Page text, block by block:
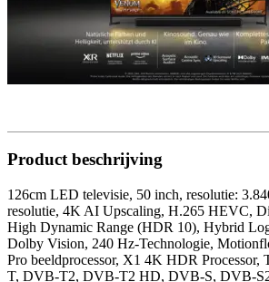
Product beschrijving
126cm LED televisie, 50 inch, resolutie:
resolutie, 4K AI Upscaling, H.265 HEVC,
High Dynamic Range (HDR 10), Hybrid
Dolby Vision, 240 Hz-Technologie,
Pro beeldprocessor, X1 4K HDR
T, DVB-T2, DVB-T2 HD, DVB-S, DVB-